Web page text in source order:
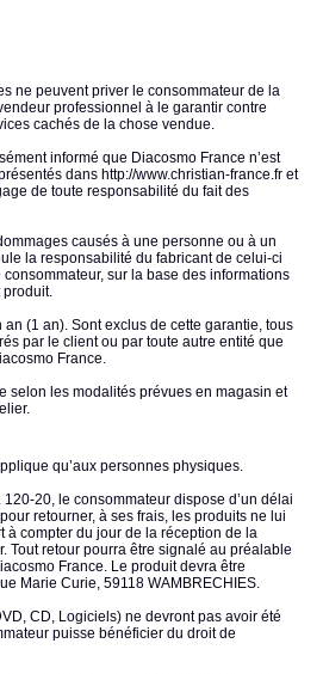
ne peuvent priver le consommateur de la
professionnel à le garantir contre
cachés de la chose vendue.
informé que Diacosmo France n’est
dans http://www.christian-france.fr et
de toute responsabilité du fait des
causés à une personne ou à un
la responsabilité du fabricant de celui-ci
sur la base des informations
produit.
an (1 an). Sont exclus de cette garantie, tous
par le client ou par toute autre entité que
France.
selon les modalités prévues en magasin et
qu’aux personnes physiques.
20, le consommateur dispose d’un délai
retourner, à ses frais, les produits ne lui
à compter du jour de la réception de la
Tout retour pourra être signalé au préalable
France. Le produit devra être
Marie Curie, 59118 WAMBRECHIES.
CD, Logiciels) ne devront pas avoir été
puisse bénéficier du droit de